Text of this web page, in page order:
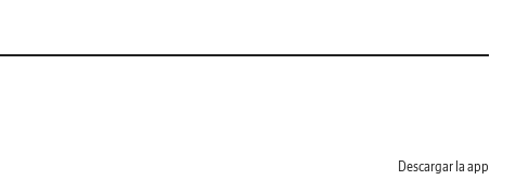
Descargar la app